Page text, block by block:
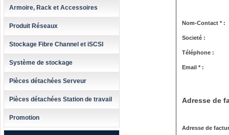
Armoire, Rack et Accessoires
Produit Réseaux
Stockage Fibre Channel et iSCSI
Système de stockage
Pièces détachées Serveur
Pièces détachées Station de travail
Promotion
Nom-Contact * :
Societé :
Téléphone :
Email * :
Adresse de
Adresse de